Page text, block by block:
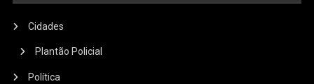
Cidades
Plantão Policial
Política